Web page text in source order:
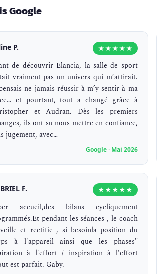
Google
P. ★★★★★
de découvrir Elancia, la salle de sport
vraiment pas un univers qui m’attirait.
ne jamais réussir à m’y sentir à ma
et pourtant, tout a changé grâce à
et Audran. Dès les premiers
ils ont su nous mettre en confiance,
jugement, avec…
Google · Mai 2026
F. ★★★★★
accueil,des bilans cycliquement
pendant les séances , le coach
et rectifie , si besoinla position du
à l'appareil ainsi que les phases"
à l'effort / inspiration à l'effort
est parfait. Gaby.